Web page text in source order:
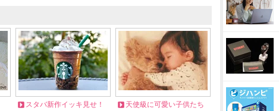
スタバ新作イッキ見せ！ 天使級に可愛い子供たち